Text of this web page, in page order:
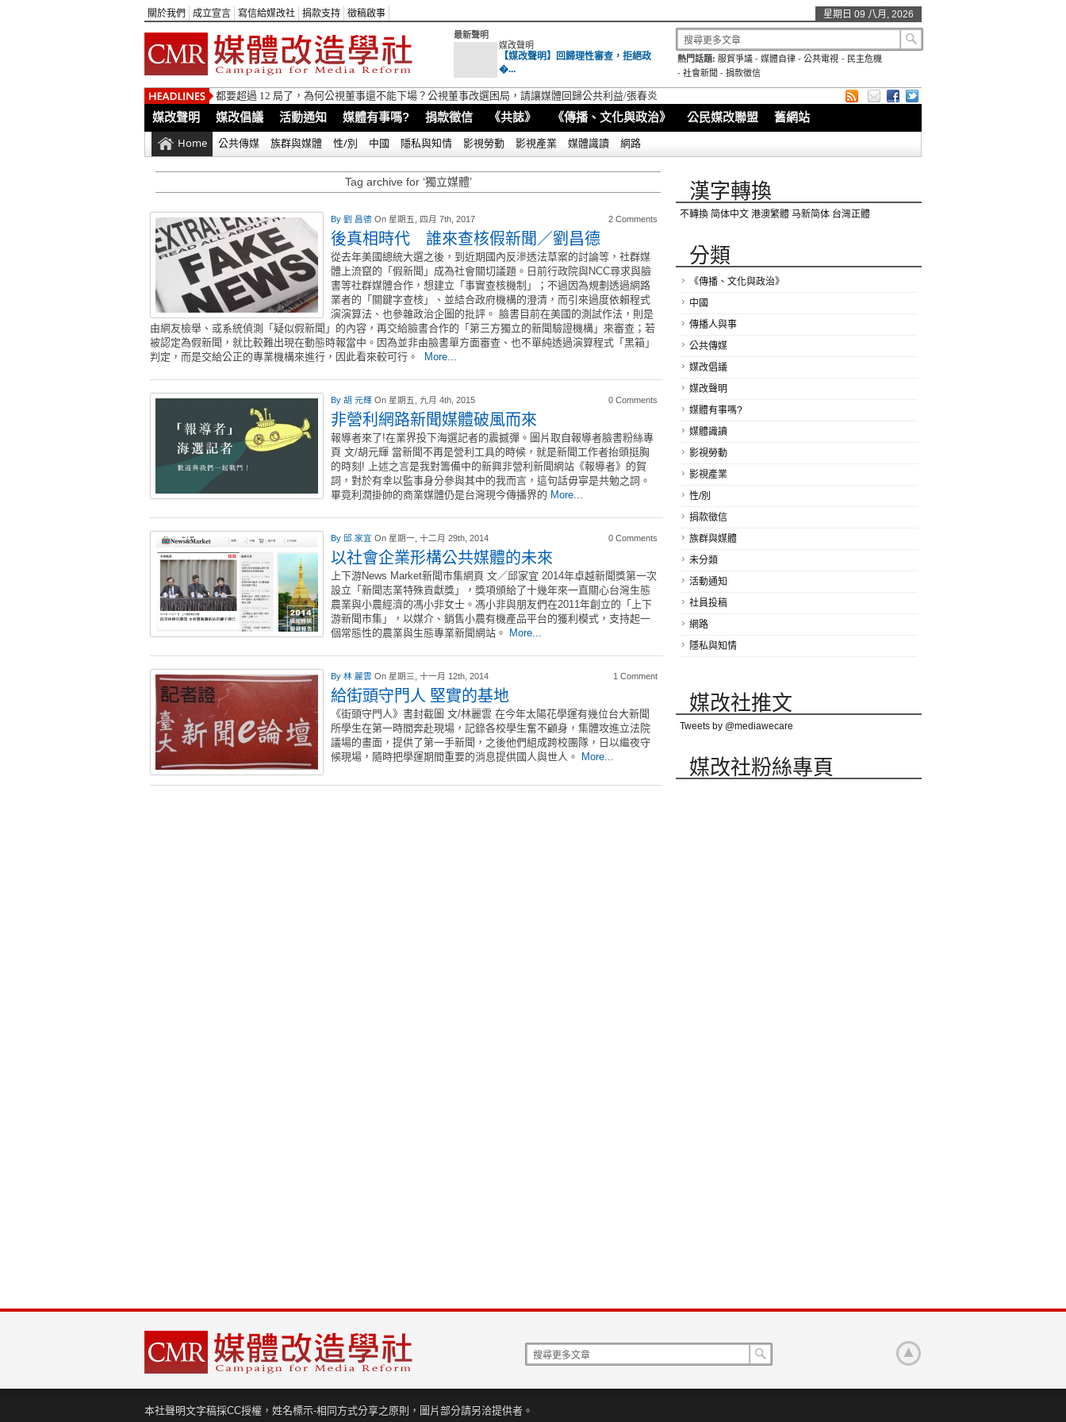
關於我們 成立宣言 寫信給媒改社 捐款支持 徵稿啟事 星期日 09 八月, 2026
最新聲明
媒改聲明
【媒改聲明】回歸理性審查，拒絕政
�...
熱門話題: 服貿爭議 -媒體自律 -公共電視 - 民主危機
- 社會新聞 - 捐款徵信
都要超過 12 局了，為何公視董事還不能下場？公視董事改選困局，請讓媒體回歸公共利益/張春炎
媒改聲明 媒改倡議 活動通知 媒體有事嗎? 捐款徵信 《共誌》 《傳播、文化與政治》 公民媒改聯盟 舊網站
Home 公共傳媒 族群與媒體 性/別 中國 隱私與知情 影視勞動 影視產業 媒體識讀 網路
Tag archive for ‘獨立媒體’
By 劉 昌德 On 星期五, 四月 7th, 2017 2 Comments
後真相時代 誰來查核假新聞／劉昌德
從去年美國總統大選之後，到近期國內反滲透法草案的討論等，社群媒
體上流竄的「假新聞」成為社會關切議題。日前行政院與NCC尋求與臉
書等社群媒體合作，想建立「事實查核機制」；不過因為規劃透過網路
業者的「關鍵字查核」、並結合政府機構的澄清，而引來過度依賴程式
演演算法、也參雜政治企圖的批評。 臉書目前在美國的測試作法，則是
由網友檢舉、或系統偵測「疑似假新聞」的內容，再交給臉書合作的「第三方獨立的新聞驗證機構」來審查；若
被認定為假新聞，就比較難出現在動態時報當中。因為並非由臉書單方面審查、也不單純透過演算程式「黑箱」
判定，而是交給公正的專業機構來進行，因此看來較可行。
More...
By 胡 元輝 On 星期五, 九月 4th, 2015 0 Comments
非營利網路新聞媒體破風而來
報導者來了!在業界投下海選記者的震撼彈。圖片取自報導者臉書粉絲專
頁 文/胡元輝 當新聞不再是營利工具的時候，就是新聞工作者抬頭挺胸
的時刻! 上述之言是我對籌備中的新興非營利新聞網站《報導者》的賀
詞，對於有幸以監事身分參與其中的我而言，這句話毋寧是共勉之詞。
畢竟利潤掛帥的商業媒體仍是台灣現今傳播界的 More...
By 邱 家宜 On 星期一, 十二月 29th, 2014 0 Comments
以社會企業形構公共媒體的未來
上下游News Market新聞市集網頁 文／邱家宜 2014年卓越新聞獎第一次
設立「新聞志業特殊貢獻獎」，獎項頒給了十幾年來一直關心台灣生態
農業與小農經濟的馮小非女士。馮小非與朋友們在2011年創立的「上下
游新聞市集」，以媒介、銷售小農有機產品平台的獲利模式，支持起一
個常態性的農業與生態專業新聞網站。
More...
By 林 麗雲 On 星期三, 十一月 12th, 2014 1 Comment
給街頭守門人 堅實的基地
《街頭守門人》書封截圖 文/林麗雲 在今年太陽花學運有幾位台大新聞
所學生在第一時間奔赴現場，記錄各校學生奮不顧身，集體攻進立法院
議場的畫面，提供了第一手新聞，之後他們組成跨校團隊，日以繼夜守
候現場，隨時把學運期間重要的消息提供國人與世人。
More...
漢字轉換
不轉換 简体中文 港澳繁體 马新简体 台灣正體
分類
《傳播、文化與政治》
中國
傳播人與事
公共傳媒
媒改倡議
媒改聲明
媒體有事嗎?
媒體識讀
影視勞動
影視產業
性/別
捐款徵信
族群與媒體
未分類
活動通知
社員投稿
網路
隱私與知情
媒改社推文
Tweets by @mediawecare
媒改社粉絲專頁
本社聲明文字稿採CC授權，姓名標示-相同方式分享之原則，圖片部分請另洽提供者。